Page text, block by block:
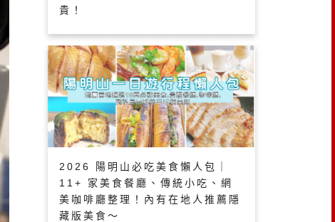
貴！
2026 陽明山必吃美食懶人包｜
11+ 家美食餐廳、傳統小吃、網
美咖啡廳整理！內有在地人推薦隱
藏版美食～